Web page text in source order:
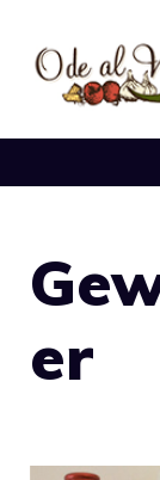
contenuto
er